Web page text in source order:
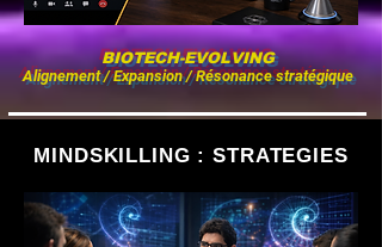
BIOTECH-EVOLVING
Alignement / Expansion / Résonance stratégique
MINDSKILLING : STRATEGIES